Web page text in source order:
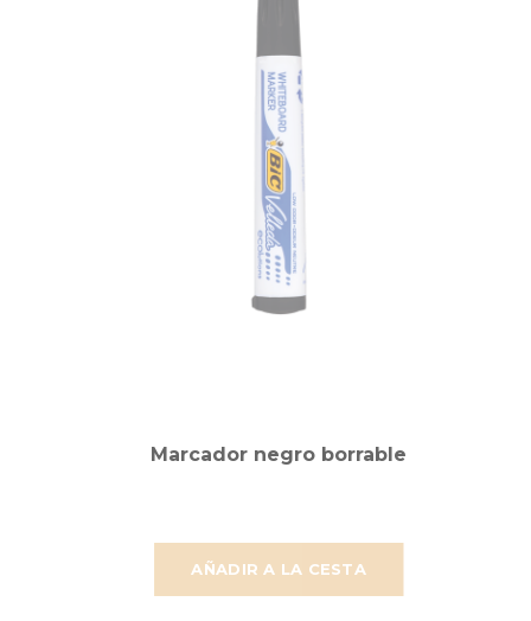
AÑADIR A LA CESTA
Marcador negro borrable